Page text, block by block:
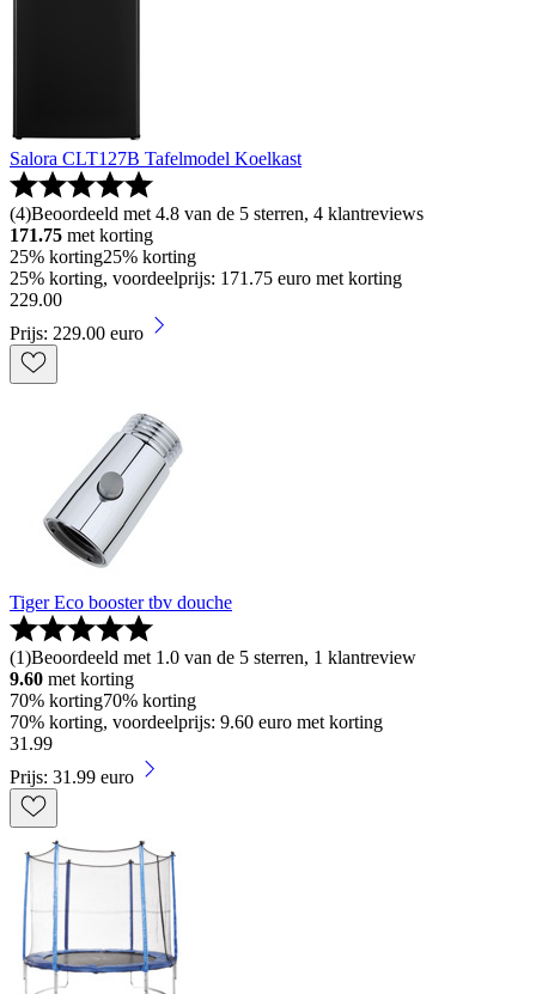
Salora CLT127B Tafelmodel Koelkast
(4)Beoordeeld met 4.8 van de 5 sterren, 4 klantreviews
171.75 met korting
25% korting25% korting
25% korting, voordeelprijs: 171.75 euro met korting
229.00
Prijs: 229.00 euro
Tiger Eco booster tbv douche
(1)Beoordeeld met 1.0 van de 5 sterren, 1 klantreview
9.60 met korting
70% korting70% korting
70% korting, voordeelprijs: 9.60 euro met korting
31 .99
Prijs: 31.99 euro